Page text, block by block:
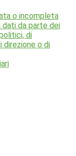
o incompleta
dati da parte dei
di
direzione o di